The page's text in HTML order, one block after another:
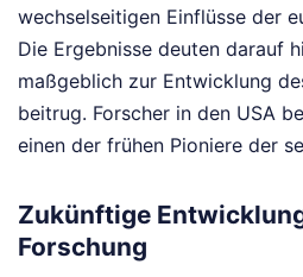
wechselseitigen Einflüsse der
Die Ergebnisse deuten darauf
maßgeblich zur Entwicklung
beitrug. Forscher in den USA
einen der frühen Pioniere der
Zukünftige
Forschung